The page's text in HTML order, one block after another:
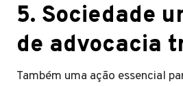
5. Sociedade
de advocacia
Também uma ação essencial